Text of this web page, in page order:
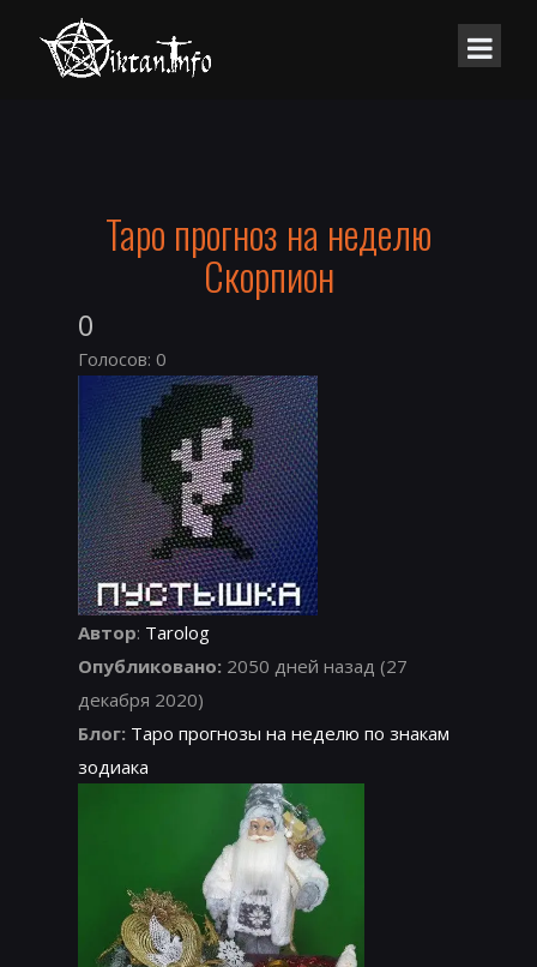
Таро прогноз на неделю
Скорпион
0
Голосов: 0
Автор: Tarolog
Опубликовано: 2050 дней назад (27
декабря 2020)
Блог: Таро прогнозы на неделю по знакам
зодиака